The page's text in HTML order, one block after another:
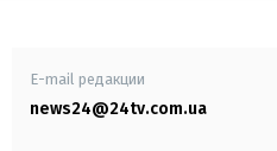
E-mail редакции
news24@24tv.com.ua